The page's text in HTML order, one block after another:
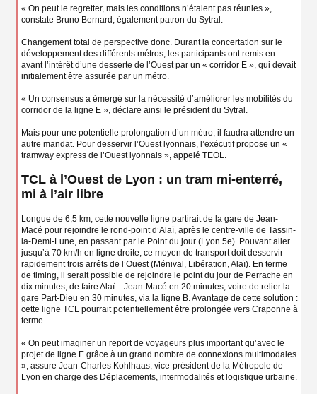
« On peut le regretter, mais les conditions n’étaient pas réunies »,
constate Bruno Bernard, également patron du Sytral.
Changement total de perspective donc. Durant la concertation sur le
développement des différents métros, les participants ont remis en
avant l’intérêt d’une desserte de l’Ouest par un « corridor E », qui devait
initialement être assurée par un métro.
« Un consensus a émergé sur la nécessité d’améliorer les mobilités du
corridor de la ligne E », déclare ainsi le président du Sytral.
Mais pour une potentielle prolongation d’un métro, il faudra attendre un
autre mandat. Pour desservir l’Ouest lyonnais, l’exécutif propose un «
tramway express de l’Ouest lyonnais », appelé TEOL.
TCL à l’Ouest de Lyon : un tram mi-enterré,
mi à l’air libre
Longue de 6,5 km, cette nouvelle ligne partirait de la gare de Jean-
Macé pour rejoindre le rond-point d’Alaï, après le centre-ville de Tassin-
la-Demi-Lune, en passant par le Point du jour (Lyon 5e). Pouvant aller
jusqu’à 70 km/h en ligne droite, ce moyen de transport doit desservir
rapidement trois arrêts de l’Ouest (Ménival, Libération, Alaï). En terme
de timing, il serait possible de rejoindre le point du jour de Perrache en
dix minutes, de faire Alaï – Jean-Macé en 20 minutes, voire de relier la
gare Part-Dieu en 30 minutes, via la ligne B. Avantage de cette solution :
cette ligne TCL pourrait potentiellement être prolongée vers Craponne à
terme.
« On peut imaginer un report de voyageurs plus important qu’avec le
projet de ligne E grâce à un grand nombre de connexions multimodales
», assure Jean-Charles Kohlhaas, vice-président de la Métropole de
Lyon en charge des Déplacements, intermodalités et logistique urbaine.